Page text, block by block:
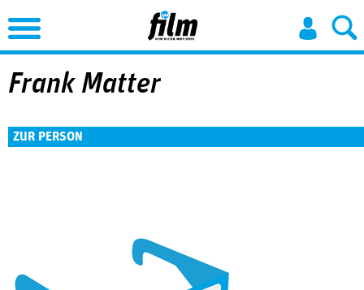
Jump to Navigation
Frank Matter
ZUR PERSON